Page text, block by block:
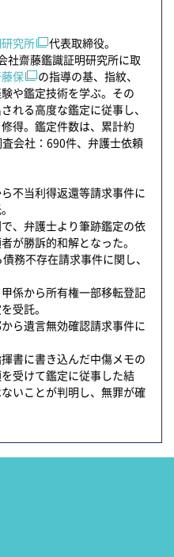
究所
代表取締役。
齋藤鑑識証明研究所に取
保
の指導の基、指紋、
や鑑定技術を学ぶ。その
れる高度な鑑定に従事し、
得。鑑定件数は、累計約
会社：690件、弁護士依頼
不当利得返還等請求事件に
、弁護士より筆跡鑑定の依
が勝訴的和解となった。
務不存在請求事件に関し、
係から所有権一部移転登記
受託。
ら遺言無効確認請求事件に
書に書き込んだ中傷メモの
受けて鑑定に従事した結
いことが判明し、無罪が確